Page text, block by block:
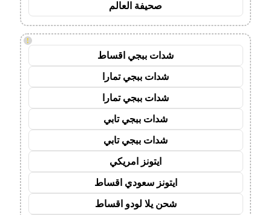
صحيفة العالم
!
شدات ببجي اقساط
شدات ببجي تمارا
شدات ببجي تمارا
شدات ببجي تابي
شدات ببجي تابي
ايتونز امريكي
ايتونز سعودي اقساط
شحن يلا لودو اقساط